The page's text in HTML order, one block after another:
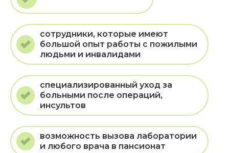
сотрудники, которые имеют
большой опыт работы с пожилыми
людьми и инвалидами
специализированный уход за
больными после операций,
инсультов
возможность вызова лаборатории
и любого врача в пансионат